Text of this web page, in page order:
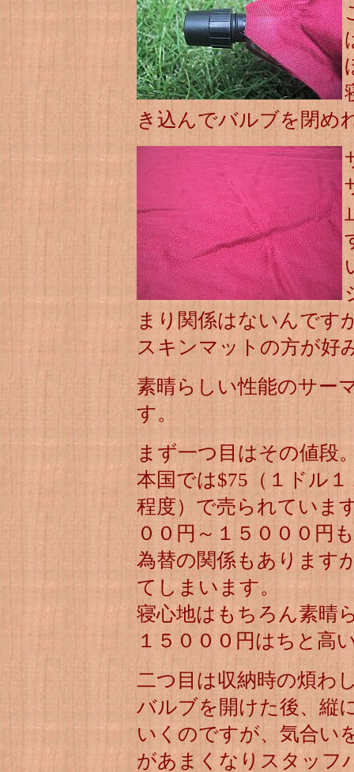
き込んでバルブを閉め
まり関係はないんです
スキンマットの方が好
素晴らしい性能のサー
す。
まず一つ目はその値段
本国では$75（１ドル
程度）で売られていま
００円～１５０００円
為替の関係もあります
てしまいます。
寝心地はもちろん素晴
１５０００円はちと高
二つ目は収納時の煩わ
バルブを開けた後、縦
いくのですが、気合い
があまくなりスタッフ